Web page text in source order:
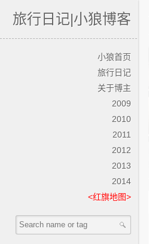
旅行日记|小狼博客
小狼首页
旅行日记
关于博主
2009
2010
2011
2012
2013
2014
<红旗地图>